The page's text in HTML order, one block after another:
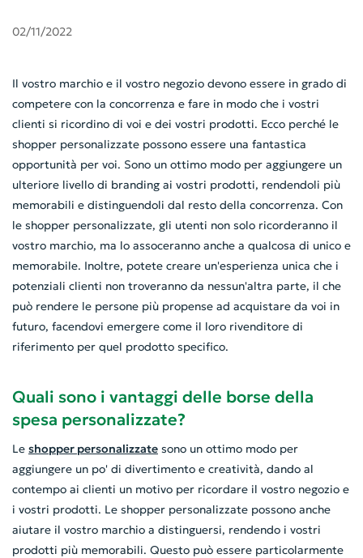
02/11/2022
Il vostro marchio e il vostro negozio devono essere in grado di
competere con la concorrenza e fare in modo che i vostri
clienti si ricordino di voi e dei vostri prodotti. Ecco perché le
shopper personalizzate possono essere una fantastica
opportunità per voi. Sono un ottimo modo per aggiungere un
ulteriore livello di branding ai vostri prodotti, rendendoli più
memorabili e distinguendoli dal resto della concorrenza. Con
le shopper personalizzate, gli utenti non solo ricorderanno il
vostro marchio, ma lo assoceranno anche a qualcosa di unico e
memorabile. Inoltre, potete creare un'esperienza unica che i
potenziali clienti non troveranno da nessun'altra parte, il che
può rendere le persone più propense ad acquistare da voi in
futuro, facendovi emergere come il loro rivenditore di
riferimento per quel prodotto specifico.
Quali sono i vantaggi delle borse della
spesa personalizzate?
Le shopper personalizzate sono un ottimo modo per
aggiungere un po' di divertimento e creatività, dando al
contempo ai clienti un motivo per ricordare il vostro negozio e
i vostri prodotti. Le shopper personalizzate possono anche
aiutare il vostro marchio a distinguersi, rendendo i vostri
prodotti più memorabili. Questo può essere particolarmente